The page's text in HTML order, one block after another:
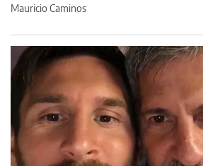
Mauricio Caminos